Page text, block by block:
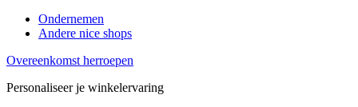
Ondernemen
Andere nice shops
Overeenkomst herroepen
Personaliseer je winkelervaring